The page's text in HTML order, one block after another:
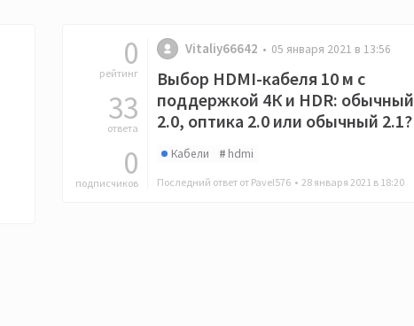
0
рейтинг
33
ответа
0
подписчиков
Vitaliy66642 05 января 2021 в 13:56
Выбор HDMI-кабеля 10 м с
поддержкой 4К и HDR: обычный
2.0, оптика 2.0 или обычный 2.1?
Кабели hdmi
Последний ответ от Pavel576 • 28 января 2021 в 18:20